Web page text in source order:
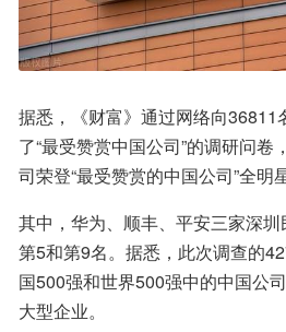
据悉，《财富》通过网络向36811
了“最受赞赏中国公司”的调研问
司荣登“最受赞赏的中国公司”全明
其中，华为、顺丰、平安三家深圳
第5和第9名。据悉，此次调查的
国500强和世界500强中的中国公
大型企业。